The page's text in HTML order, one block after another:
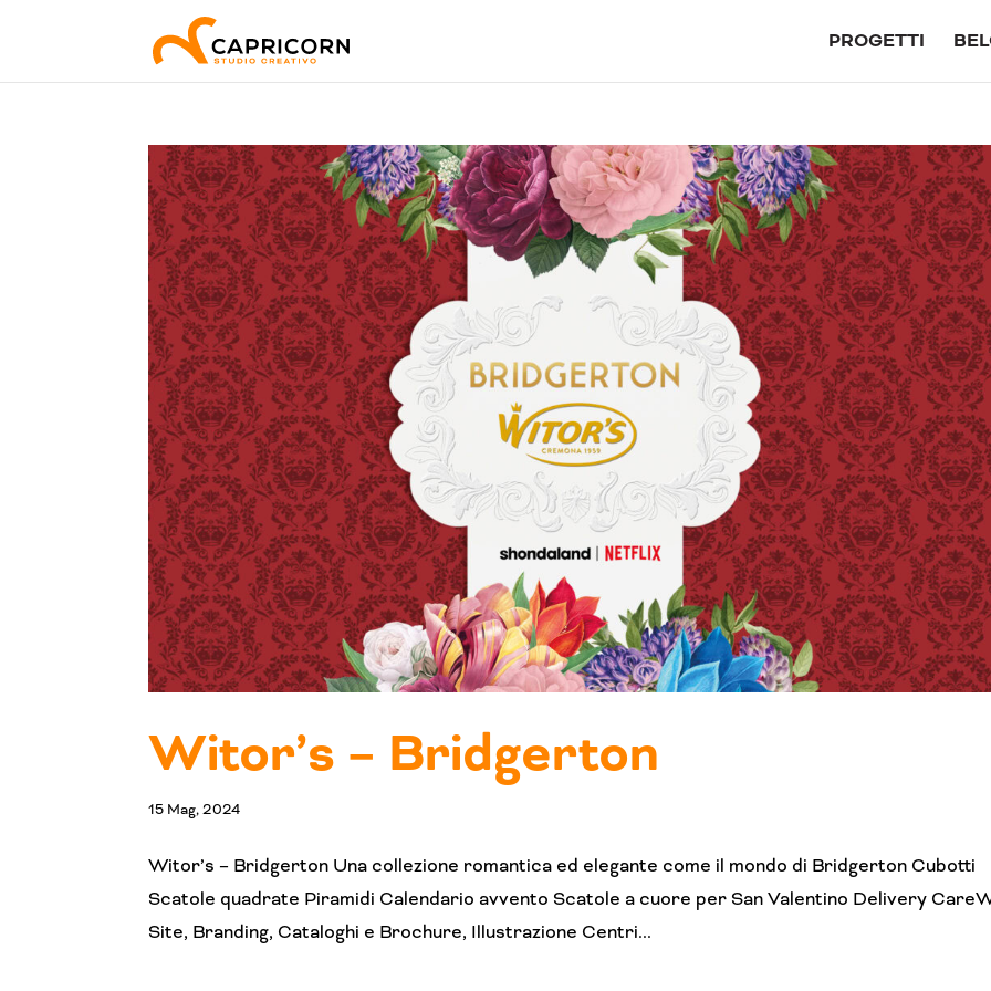
PROGETTI
Witor’s – Bridgerton
15 Mag, 2024
Witor’s – Bridgerton Una collezione romantica ed elegante come il mondo di Bridgerton Cubotti
Scatole quadrate Piramidi Calendario avvento Scatole a cuore per San Valentino Delivery
Site, Branding, Cataloghi e Brochure, Illustrazione Centri...